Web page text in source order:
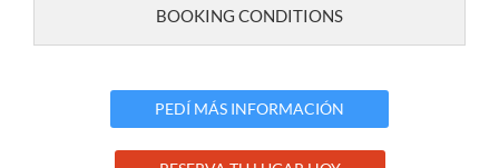
BOOKING CONDITIONS
PEDÍ MÁS INFORMACIÓN